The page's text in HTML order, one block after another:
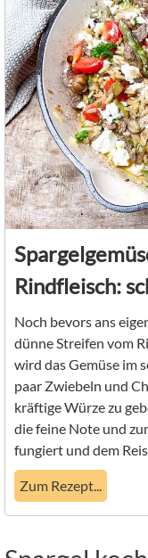
Rindfleisch:
Noch bevors ans
dünne Streifen vom
wird das Gemüse im
paar Zwiebeln und
kräftige Würze zu
die feine Note und
fungiert und dem
Zum Rezept...